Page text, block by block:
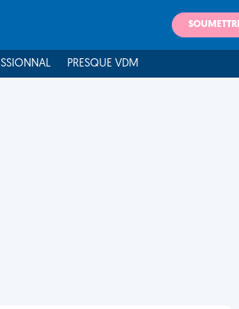
PRESQUE VDM